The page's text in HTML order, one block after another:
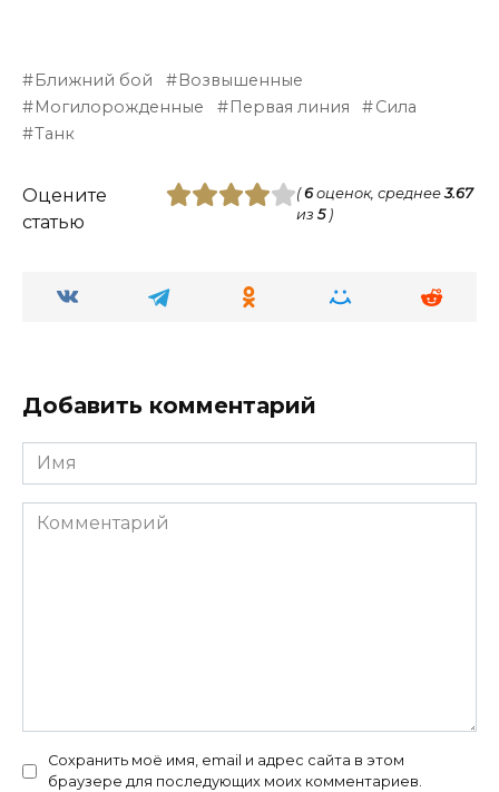
Ближний бой
Возвышенные
Могилорожденные
Первая линия
Сила
Танк
Оцените
статью
(6оценок, среднее3.67
из 5)
Добавить комментарий
Имя
Комментарий
Сохранить моё имя, email и адрес сайта в этом
браузере для последующих моих комментариев.